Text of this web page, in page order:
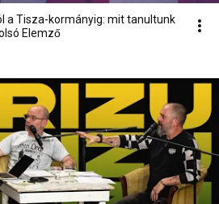
a Tisza-kormányig: mit tanultunk
Elemző